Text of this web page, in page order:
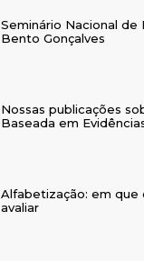
Seminário Nacional de
Bento Gonçalves
Nossas publicações
Baseada em
Alfabetização: em que
avaliar